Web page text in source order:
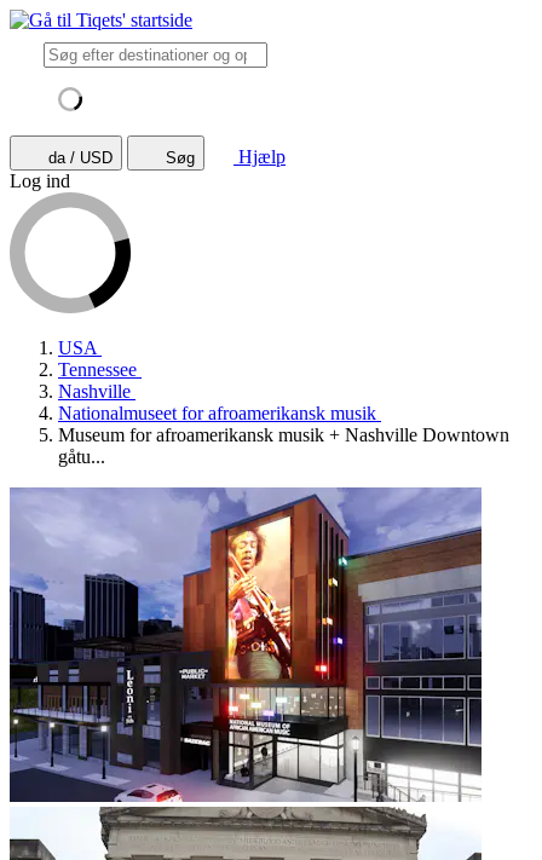
da / USD Søg
Hjælp
Log ind
USA
Tennessee
Nashville
Nationalmuseet for afroamerikansk musik
Museum for afroamerikansk musik + Nashville Downtown
gåtu...